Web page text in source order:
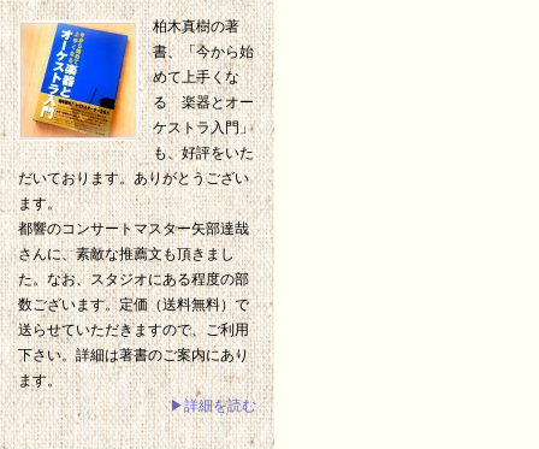
柏木真樹の著
書、「今から始
めて上手くな
る 楽器とオー
ケストラ入門」
も、好評をいた
だいております。ありがとうござい
ます。
都響のコンサートマスター矢部達哉
さんに、素敵な推薦文も頂きまし
た。なお、スタジオにある程度の部
数ございます。定価（送料無料）で
送らせていただきますので、ご利用
下さい。詳細は著書のご案内にあり
ます。
▶詳細を読む